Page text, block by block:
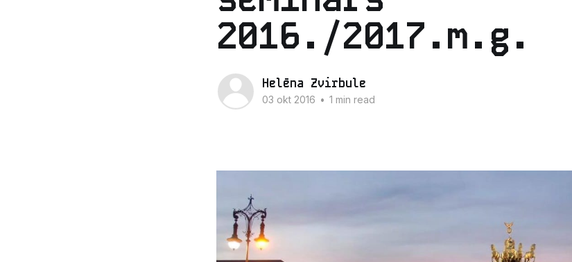
2016./2017.m.g.
Helēna Zvirbule
03 okt 2016 • 1 min read